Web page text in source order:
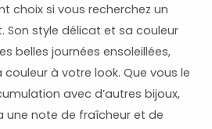
choix si vous recherchez un
Son style délicat et sa couleur
belles journées ensoleillées,
à votre look. Que vous le
avec d’autres bijoux,
note de fraîcheur et de